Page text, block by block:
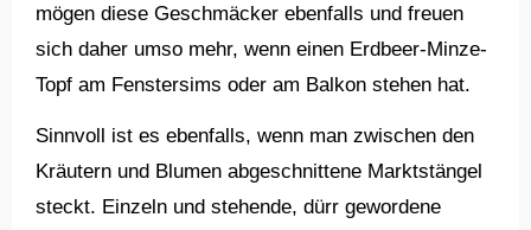
mögen diese Geschmäcker ebenfalls und freuen
sich daher umso mehr, wenn einen Erdbeer-Minze-
Topf am Fenstersims oder am Balkon stehen hat.
Sinnvoll ist es ebenfalls, wenn man zwischen den
Kräutern und Blumen abgeschnittene Marktstängel
steckt. Einzeln und stehende, dürr gewordene